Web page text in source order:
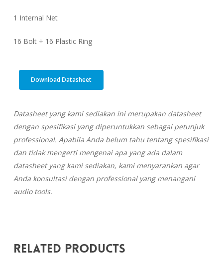
1 Internal Net
16 Bolt + 16 Plastic Ring
Download Datasheet
Datasheet yang kami sediakan ini merupakan datasheet
dengan spesifikasi yang diperuntukkan sebagai petunjuk
professional. Apabila Anda belum tahu tentang spesifikasi
dan tidak mengerti mengenai apa yang ada dalam
datasheet yang kami sediakan, kami menyarankan agar
Anda konsultasi dengan professional yang menangani
audio tools.
Related Products